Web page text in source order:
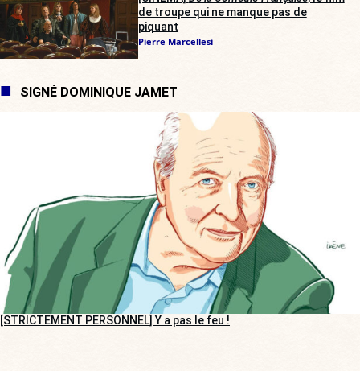
de troupe qui ne manque pas de
piquant
Pierre Marcellesi
SIGNÉ DOMINIQUE JAMET
[STRICTEMENT PERSONNEL] Y a pas le feu !